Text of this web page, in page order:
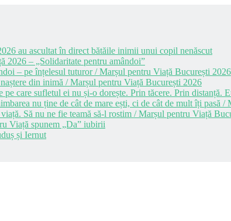
au ascultat în direct bătăile inimii unui copil nenăscut
2026 – „Solidaritate pentru amândoi”
– pe înțelesul tuturor / Marșul pentru Viață București 2026
din inimă / Marșul pentru Viață București 2026
care sufletul ei nu și-o dorește. Prin tăcere. Prin distanță.
nu ține de cât de mare ești, ci de cât de mult îți pasă
Să nu ne fie teamă să-l rostim / Marșul pentru Viață
Viață spunem „Da” iubirii
și Iernut